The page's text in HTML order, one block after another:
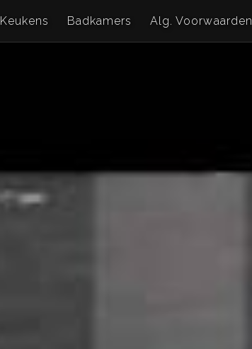
Keukens Badkamers Alg. Voorwaarden